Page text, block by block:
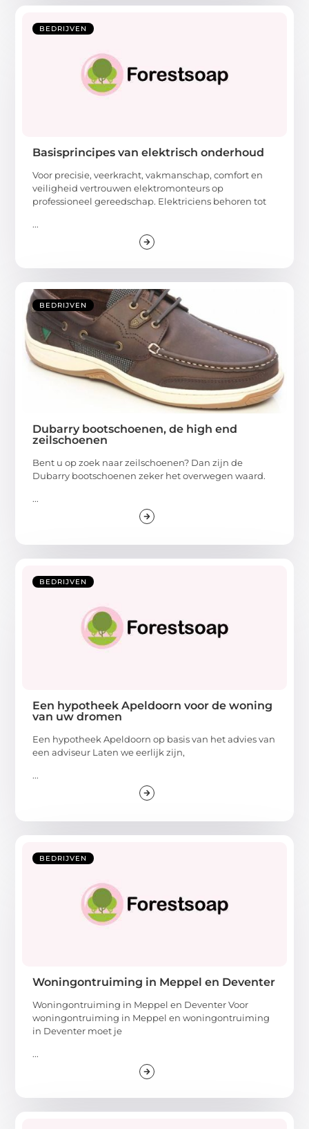
BEDRIJVEN
Basisprincipes van elektrisch onderhoud
Voor precisie, veerkracht, vakmanschap, comfort en
veiligheid vertrouwen elektromonteurs op
professioneel gereedschap. Elektriciens behoren tot
...
BEDRIJVEN
Dubarry bootschoenen, de high end
zeilschoenen
Bent u op zoek naar zeilschoenen? Dan zijn de
Dubarry bootschoenen zeker het overwegen waard.
...
BEDRIJVEN
Een hypotheek Apeldoorn voor de woning
van uw dromen
Een hypotheek Apeldoorn op basis van het advies van
een adviseur Laten we eerlijk zijn,
...
BEDRIJVEN
Woningontruiming in Meppel en Deventer
Woningontruiming in Meppel en Deventer Voor
woningontruiming in Meppel en woningontruiming
in Deventer moet je
...